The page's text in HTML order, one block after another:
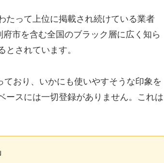
たって上位に掲載され続けている業者
市を含む全国のブラック層に広く知ら
されています。
おり、いかにも使いやすそうな印象を
ースには一切登録がありません。これは